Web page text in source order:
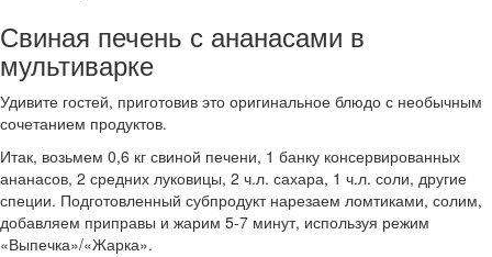
Свиная печень с ананасами в
мультиварке
Удивите гостей, приготовив это оригинальное блюдо с необычным
сочетанием продуктов.
Итак, возьмем 0,6 кг свиной печени, 1 банку консервированных
ананасов, 2 средних луковицы, 2 ч.л. сахара, 1 ч.л. соли, другие
специи. Подготовленный субпродукт нарезаем ломтиками, солим,
добавляем приправы и жарим 5-7 минут, используя режим
«Выпечка»/«Жарка».